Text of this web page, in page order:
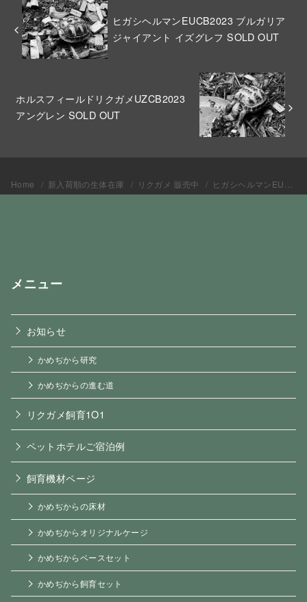
ヒガシヘルマンEUCB2023 ブルガリア
ジャイアント イズグレフ SOLD OUT
ホルスフィールドリクガメUZCB2023
アングレン SOLD OUT
Home 新入荷順の生体在庫 リクガメ 販売中 ヒガシヘルマンEUCB2023 ブルガリアジャイアント セルディカ SOLD OUT
メニュー
お知らせ
かめぢから研究
かめぢからの進む道
リクガメ飼育1O1
ペットホテルご宿泊例
飼育機材ページ
かめぢからの床材
かめぢからオリジナルケージ
かめぢからベースセット
かめぢから飼育セット